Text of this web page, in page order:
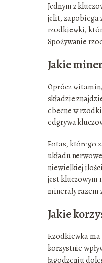
Jednym z
jelit, zapobiega
rzodkiewki,
Spożywanie
Jakie
Oprócz
składzie
obecne w
odgrywa
Potas, którego
układu
niewielkiej
jest kluczowym
minerały
Jakie
Rzodkiewka
korzystnie
łagodzeniu